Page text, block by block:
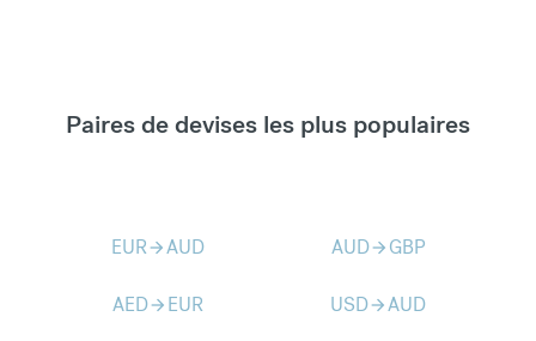
Paires de devises les plus populaires
EURarrow_forwardAUD AUDarrow_forward GBP
AEDarrow_forward EUR USDarrow_forwardAUD